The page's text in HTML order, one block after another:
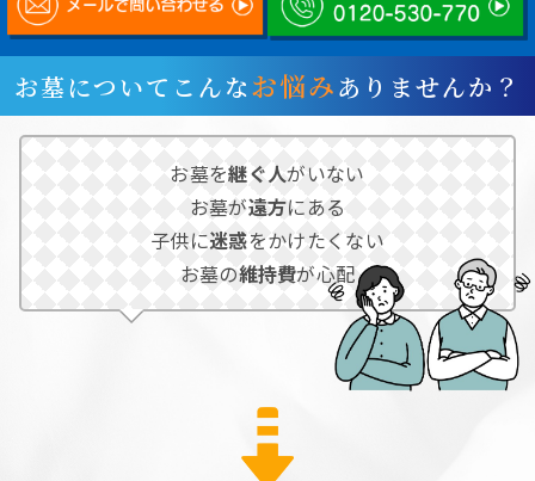
お墓についてこんなお悩みありませんか？
お墓を継ぐ人がいない
お墓が遠方にある
子供に迷惑をかけたくない
お墓の維持費が心配